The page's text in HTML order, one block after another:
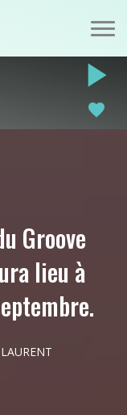
play_arrow
favorite
Groove
lieu à